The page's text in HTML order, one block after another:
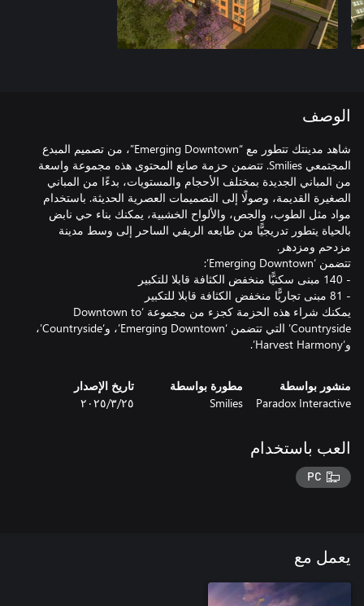
الوصف
شاهد مدينتك تتطور مع “Emerging Downtown”، من تصميم المبدع
المجتمعي Smilies. تتضمن حزمة صانع المحتوى هذه مجموعة واسعة
من المباني الجديدة بمختلف الأحجام والمستويات، بدءًا من المباني
الصغيرة القديمة، وصولًا إلى التصميمات العصرية الحديثة. باستخدام
مواد مثل الطوب، والجص، والألواح الخشبية، يمكنك بناء حي نابض
بالحياة يتطور تدريجيًّا من طابعه الريفي الساحر إلى وسط مدينة
يمكنك شراء هذه الحزمة كجزء من مجموعة ‘Downtown to
Countryside’ التي تتضمن ‘Emerging Downtown’، و‘Countryside’،
و‘Harvest Harmony’.
منشور بواسطة
Paradox Interactive
مطورة بواسطة
Smilies
تاريخ الإصدار
٢٥‏/٣‏/٢٠٢٥
العب باستخدام
PC
يعمل مع